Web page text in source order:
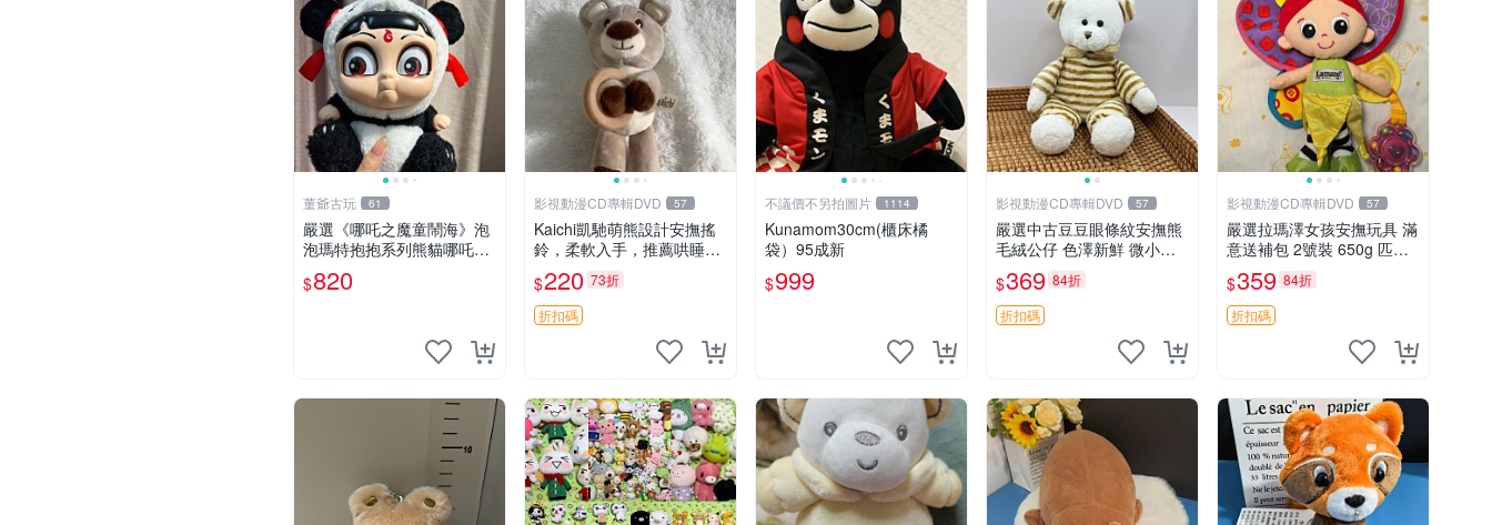
董爺古玩 61
嚴選《哪吒之魔童鬧海》泡
泡瑪特抱抱系列熊貓哪吒搪
膠臉毛絨， STATE：如圖顯
示 哪吒 毛絨公仔 泡泡瑪特
$820
影視動漫CD專輯DVD 57
Kaichi凱馳萌熊設計安撫搖
鈴，柔軟入手，推薦哄睡好
選擇 熊公仔 安撫玩具 喂食
環
$220 73折
折扣碼
不議價不另拍圖片 1114
Kunamom30cm(櫃床橘
袋）95成新
$999
影視動漫CD專輯DVD 57
嚴選中古豆豆眼條紋安撫熊
毛絨公仔 色澤新鮮 微小瑕
疵可收藏 中古 安撫熊 條紋
公仔
$369 84折
折扣碼
影視動漫CD專輯DVD 57
嚴選拉瑪澤女孩安撫玩具 滿
意送補包 2號裝 650g 匹配
嬰幼童舒壓好伴侶 女孩專用
安心選擇 安撫玩偶 衝包 玩
具
$359 84折
折扣碼